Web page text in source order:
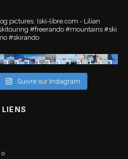
pictures. (ski-libre.com - Lilian
#freerando #mountains #ski
#skirando
Suivre sur Instagram
LIENS
0